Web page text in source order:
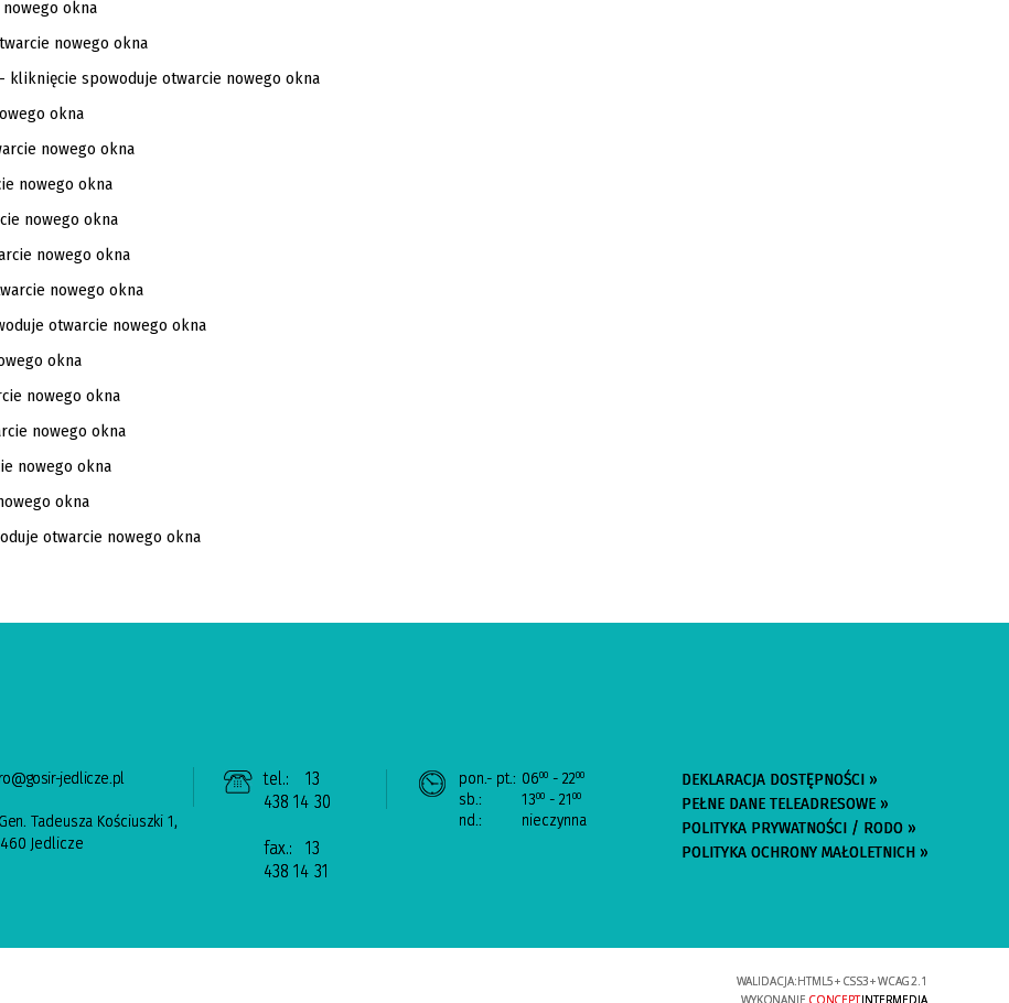
jedlicze.pl
Tadeusza Kościuszki 1,
Jedlicze
tel.:
13
438 14 30
fax.:
13
438 14 31
pon.- pt.: 0600 - 2200
sb.: 1300 - 2100
nd.: nieczynna
DEKLARACJA DOSTĘPNOŚCI »
PEŁNE DANE TELEADRESOWE »
POLITYKA PRYWATNOŚCI / RODO »
POLITYKA OCHRONY MAŁOLETNICH »
WALIDACJA:HTML5+ CSS3+WCAG 2.1
WYKONANIE CONCEPTINTERMEDIA